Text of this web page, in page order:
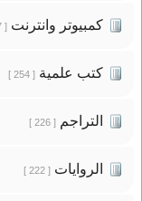
كمبيوتر وانترنت[ 277 ]
كتب علمية[ 254 ]
التراجم[ 226 ]
الروايات[ 222 ]